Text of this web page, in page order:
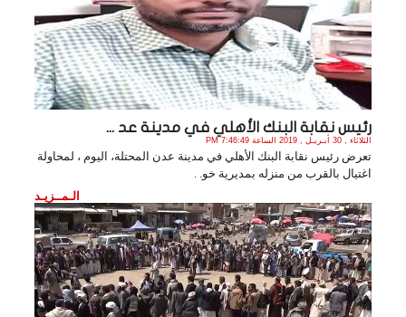
رئيس نقابة البنك الأهلي في مدينة عد ...
الثلاثاء , 30 أبـريـل , 2019 الساعة 7:46:49 PM
تعرض رئيس نقابة البنك الأهلي في مدينة عدن المحتلة، اليوم ، لمحاولة
اغتيال بالقرب من منزله بمديرية خو. .
الـمــزيـد